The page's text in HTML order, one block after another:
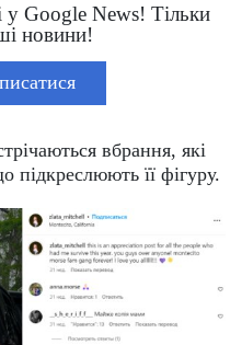
у Google News! Тільки
новини!
вбрання, які
підкреслюють її фігуру.